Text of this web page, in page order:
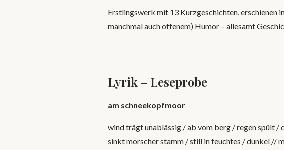
Erstlingswerk mit 13 Kurzgeschichten,
manchmal auch offenem) Humor – allesamt
Lyrik – Leseprobe
am schneekopfmoor
wind trägt unablässig / ab vom berg / regen spült
sinkt morscher stamm / still in feuchtes / dunkel //